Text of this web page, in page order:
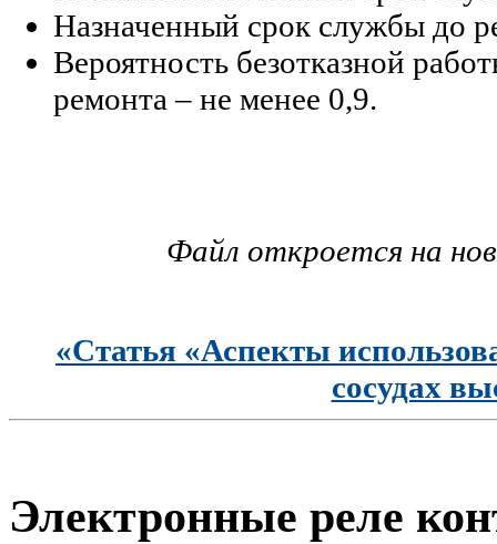
Назначенный срок службы до
Вероятность безотказной
ремонта – не менее 0,9.
Файл откроется на
«Статья «Аспекты
сосудах
Электронные реле